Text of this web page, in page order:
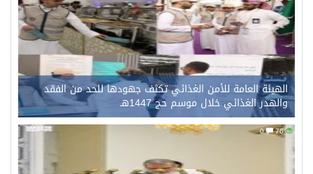
الهيئة العامة للأمن الغذائي تكثف جهودها للحد من الفقد
والهدر الغذائي خلال موسم حج 1447هـ
76
0